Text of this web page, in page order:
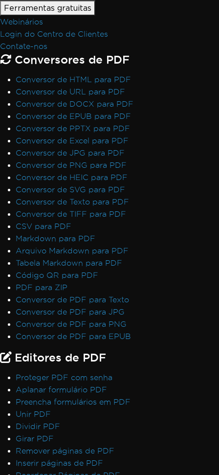
Ferramentas gratuitas
Webinários
Login do Centro de Clientes
Contate-nos
Conversores de PDF
Conversor de HTML para PDF
Conversor de URL para PDF
Conversor de DOCX para PDF
Conversor de EPUB para PDF
Conversor de PPTX para PDF
Conversor de Excel para PDF
Conversor de JPG para PDF
Conversor de PNG para PDF
Conversor de HEIC para PDF
Conversor de SVG para PDF
Conversor de Texto para PDF
Conversor de TIFF para PDF
CSV para PDF
Markdown para PDF
Arquivo Markdown para PDF
Tabela Markdown para PDF
Código QR para PDF
PDF para ZIP
Conversor de PDF para Texto
Conversor de PDF para JPG
Conversor de PDF para PNG
Conversor de PDF para EPUB
Editores de PDF
Proteger PDF com senha
Aplanar formulário PDF
Preencha formulários em PDF
Unir PDF
Dividir PDF
Girar PDF
Remover páginas de PDF
Inserir páginas de PDF